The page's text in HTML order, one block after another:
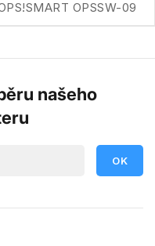
OPSSW-09
našeho